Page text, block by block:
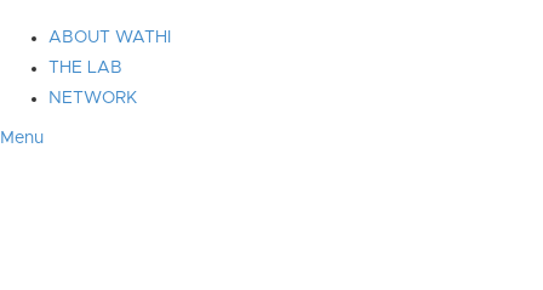
ABOUT WATHI
THE LAB
NETWORK
Menu